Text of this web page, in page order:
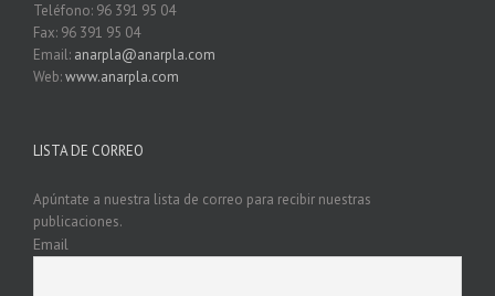
Teléfono: 96 391 95 04
Fax: 96 391 95 04
Email: anarpla@anarpla.com
Web:www.anarpla.com
LISTA DE CORREO
Apúntate a nuestra lista de correo para recibir nuestras
publicaciones.
Email